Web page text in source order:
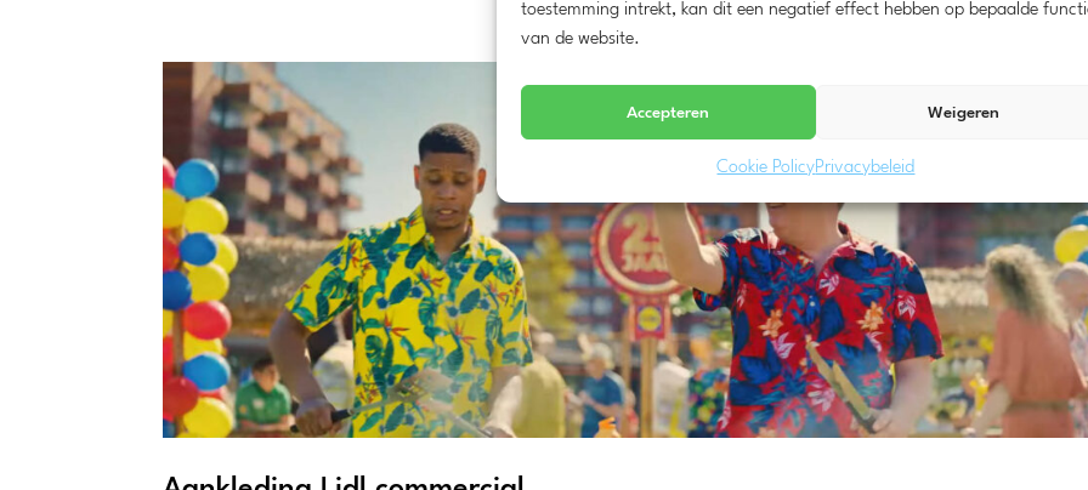
toestemming intrekt, kan dit een negatief effect hebben op bepaalde
van de website.
Accepteren Weigeren
Cookie PolicyPrivacybeleid